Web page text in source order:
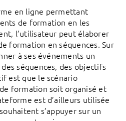
en ligne permettant
de formation en les
l’utilisateur peut élaborer
formation en séquences. Sur
à ses événements un
séquences, des objectifs
est que le scénario
formation soit organisé et
est d’ailleurs utilisée
s’appuyer sur un